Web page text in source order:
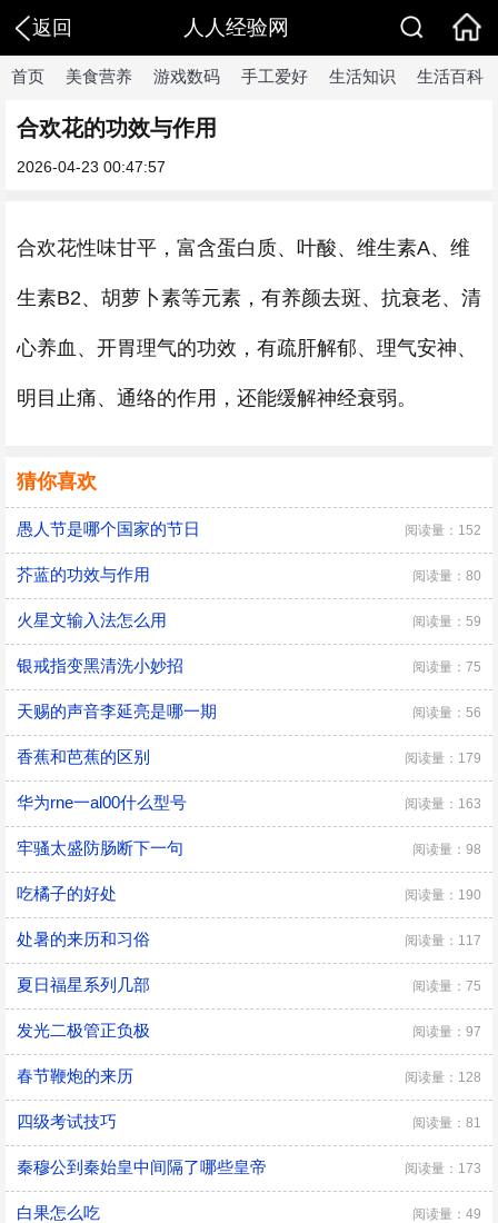
返回 人人经验网
首页 美食营养 游戏数码 手工爱好 生活知识 生活百科
合欢花的功效与作用
2026-04-23 00:47:57
合欢花性味甘平，富含蛋白质、叶酸、维生素A、维
生素B2、胡萝卜素等元素，有养颜去斑、抗衰老、清
心养血、开胃理气的功效，有疏肝解郁、理气安神、
明目止痛、通络的作用，还能缓解神经衰弱。
猜你喜欢
愚人节是哪个国家的节日 阅读量：152
芥蓝的功效与作用 阅读量：80
火星文输入法怎么用 阅读量：59
银戒指变黑清洗小妙招 阅读量：75
天赐的声音李延亮是哪一期 阅读量：56
香蕉和芭蕉的区别 阅读量：179
华为rne一al00什么型号 阅读量：163
牢骚太盛防肠断下一句 阅读量：98
吃橘子的好处 阅读量：190
处暑的来历和习俗 阅读量：117
夏日福星系列几部 阅读量：75
发光二极管正负极 阅读量：97
春节鞭炮的来历 阅读量：128
四级考试技巧 阅读量：81
秦穆公到秦始皇中间隔了哪些皇帝 阅读量：173
白果怎么吃 阅读量：49